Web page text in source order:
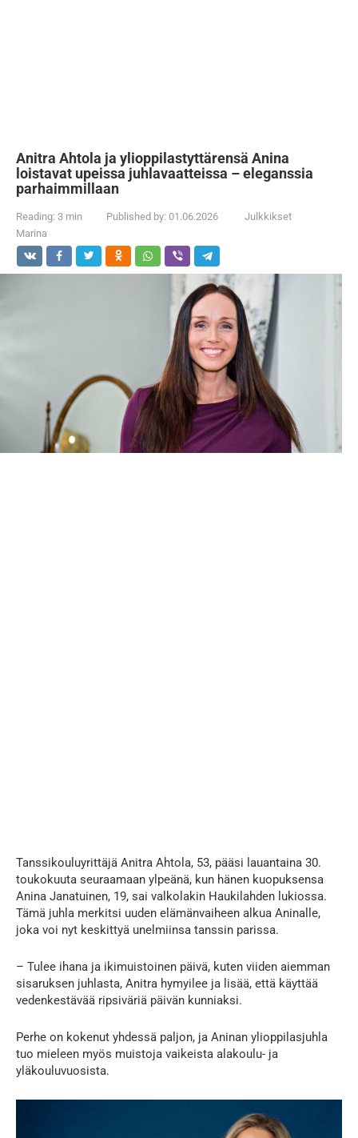
Anitra Ahtola ja ylioppilastyttärensä Anina
loistavat upeissa juhlavaatteissa – eleganssia
parhaimmillaan
Reading: 3 min Published by: 01.06.2026
Julkkikset
Marina
Tanssikouluyrittäjä Anitra Ahtola, 53, pääsi lauantaina 30.
toukokuuta seuraamaan ylpeänä, kun hänen kuopuksensa
Anina Janatuinen, 19, sai valkolakin Haukilahden lukiossa.
Tämä juhla merkitsi uuden elämänvaiheen alkua Aninalle,
joka voi nyt keskittyä unelmiinsa tanssin parissa.
– Tulee ihana ja ikimuistoinen päivä, kuten viiden aiemman
sisaruksen juhlasta, Anitra hymyilee ja lisää, että käyttää
vedenkestävää ripsiväriä päivän kunniaksi.
Perhe on kokenut yhdessä paljon, ja Aninan ylioppilasjuhla
tuo mieleen myös muistoja vaikeista alakoulu- ja
yläkouluvuosista.